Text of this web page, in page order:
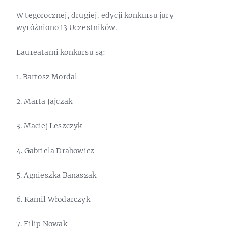
W tegorocznej, drugiej, edycji konkursu jury
wyróżniono 13 Uczestników.
Laureatami konkursu są:
1. Bartosz Mordal
2. Marta Jajczak
3. Maciej Leszczyk
4. Gabriela Drabowicz
5. Agnieszka Banaszak
6. Kamil Włodarczyk
7. Filip Nowak